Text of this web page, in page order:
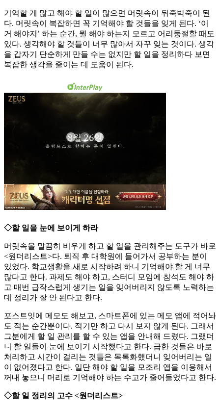
기억할 게 많고 해야 할 일이 많으면 머릿속이 뒤죽박죽이 된
다. 머릿속이 복잡하면 꼭 기억해야 할 것들을 잊게 된다. ‘이
거 해야지’ 하는 순간, 뭘 해야 하는지 모르고 어리둥절할 때도
있다. 생각해야 할 것들이 너무 많아서 자꾸 잊는 것이다. 생각
을 갑자기 단순하게 만들 수는 없지만 할 일을 정리하다 보면
복잡한 생각을 줄이는 데 도움이 된다.
◇할 일을 눈에 보이게 하라
머릿속을 말끔히 비우게 하고 할 일을 관리해주는 도구가 바로
<원더리스트>다. 퇴직 후 대학원에 들어가서 공부하는 분이
있었다. 학교생활을 새로 시작하려 하니 기억해야 할 게 너무
많다고 한다. 과제도 해야 하고, 스터디 모임에 참석도 해야 하
고 매번 급작스럽게 생기는 일을 잊어버리지 않도록 노력하는
데 정리가 잘 안 된다고 한다.
포스트잇에 메모도 해보고, 스마트폰에 있는 메모 앱에 적어놔
도 적는 순간뿐이다. 적기만 하고 다시 보지 않게 된다. 그래서
그분에게 할 일 관리를 할 수 있는 앱을 안내해 드렸다. 그랬더
니 할 일들이 눈에 보이기 시작했다고 한다. 급한 것들은 바로
처리하고 시간이 걸리는 것들은 목록화했더니 잊어버리는 일
이 없어졌다고 한다. 일단 해야 할 일을 모조리 앱을 이용해서
꺼내 놓으니 머리로 기억해야 하는 수고가 줄어들었다고 한다.
◇할 일 정리의 고수 <원더리스트>